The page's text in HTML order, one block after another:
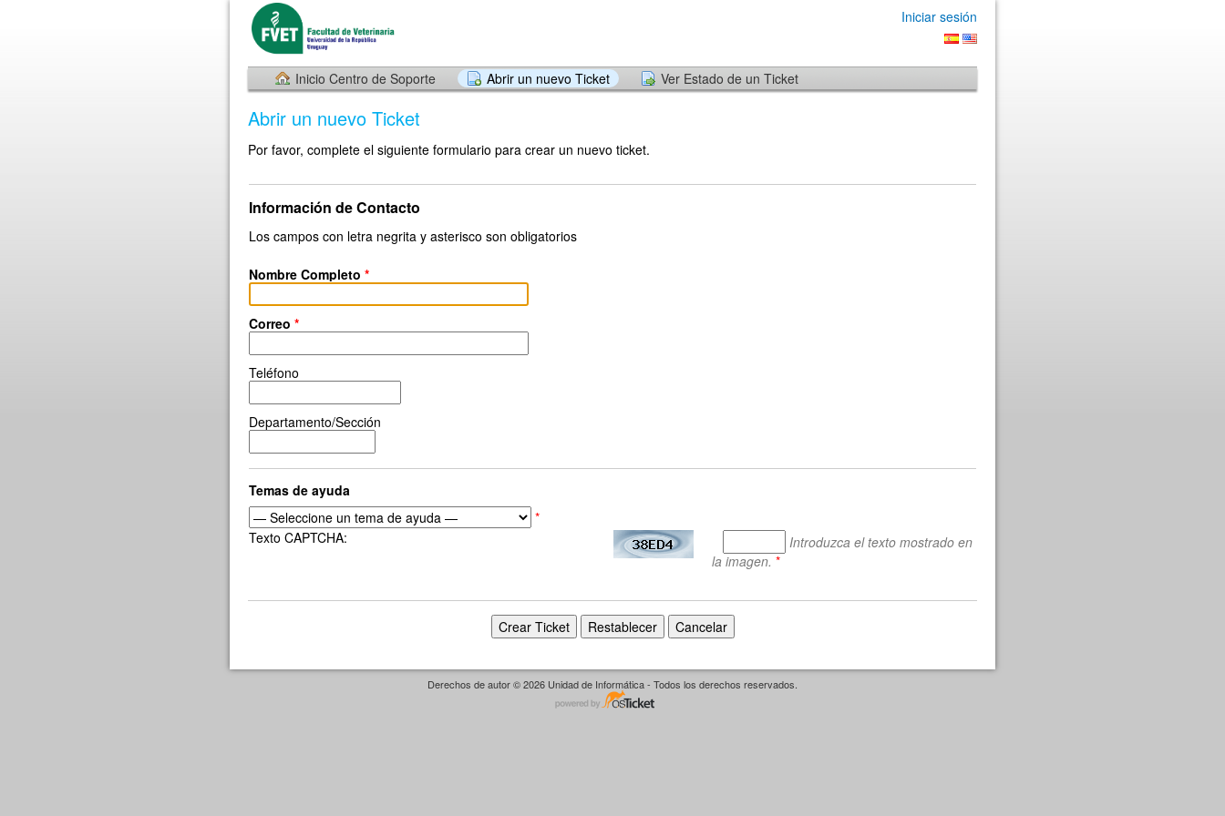
Iniciar sesión
Inicio Centro de Soporte Abrir un nuevo Ticket Ver Estado de un Ticket
Abrir un nuevo Ticket
Por favor, complete el siguiente formulario para crear un nuevo ticket.
Información de Contacto
Los campos con letra negrita y asterisco son obligatorios
Nombre Completo *
Correo *
Teléfono
Departamento/Sección
Temas de ayuda
*
Texto CAPTCHA:
Introduzca el texto mostrado en
la imagen. *
Derechos de autor © 2026 Unidad de Informática - Todos los derechos reservados.